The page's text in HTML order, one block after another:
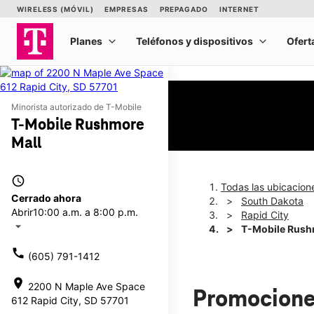
Minorista autorizado de T-Mobile
T-Mobile Rushmore
Mall
access_time
Cerrado ahora
Abrir10:00 a.m. a 8:00 p.m.
arrow_drop_down
call (605) 791-1412
location_on 2200 N Maple Ave Space
612 Rapid City, SD 57701
Todas las
South Dakota
Rapid City
T-Mobile